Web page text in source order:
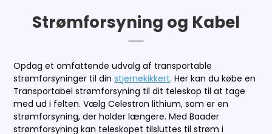
Strømforsyning og Kabel
Opdag et omfattende udvalg af transportable
strømforsyninger til dinstjernekikkert. Her kan du købe en
Transportabel strømforsyning til dit teleskop til at tage
med ud i felten. Vælg Celestron lithium, som er en
strømforsyning, der holder længere. Med Baader
strømforsyning kan teleskopet tilsluttes til strøm i